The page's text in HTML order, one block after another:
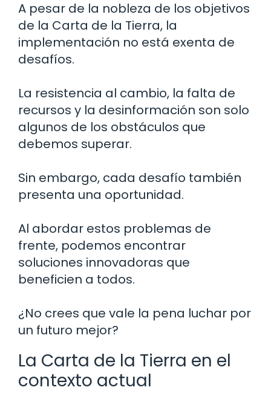
A pesar de la nobleza de los objetivos
de la Carta de la Tierra, la
implementación no está exenta de
desafíos.
La resistencia al cambio, la falta de
recursos y la desinformación son solo
algunos de los obstáculos que
debemos superar.
Sin embargo, cada desafío también
presenta una oportunidad.
Al abordar estos problemas de
frente, podemos encontrar
soluciones innovadoras que
beneficien a todos.
¿No crees que vale la pena luchar por
un futuro mejor?
La Carta de la Tierra en el
contexto actual